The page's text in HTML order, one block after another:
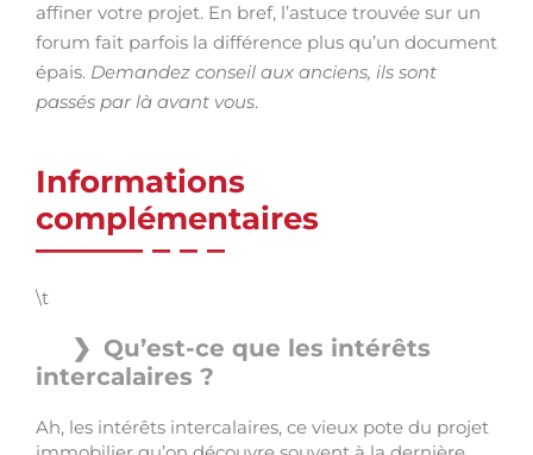
affiner votre projet. En bref, l’astuce trouvée sur un
forum fait parfois la différence plus qu’un document
épais. Demandez conseil aux anciens, ils sont
passés par là avant vous.
Informations
complémentaires
\t
Qu’est-ce que les intérêts
intercalaires ?
Ah, les intérêts intercalaires, ce vieux pote du projet